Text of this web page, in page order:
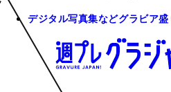
デジタル写真集などグラビア